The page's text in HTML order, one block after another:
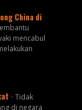
China di
mencabul
- Tidak
di negara